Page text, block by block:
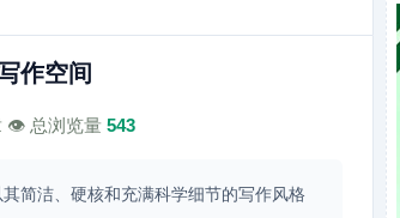
作空间
👁️ 总浏览量 543
简洁、硬核和充满科学细节的写作风格